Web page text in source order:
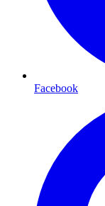
Facebook